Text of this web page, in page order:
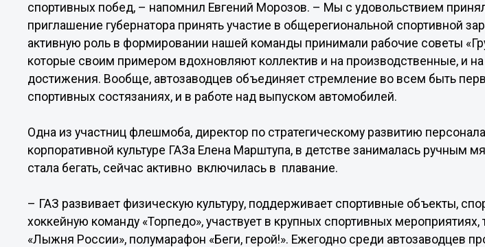
спортивных побед, – напомнил Евгений Морозов. – Мы с удовольствием
приглашение губернатора принять участие в общерегиональной спортивной
активную роль в формировании нашей команды принимали рабочие советы
которые своим примером вдохновляют коллектив и на производственные, и
достижения. Вообще, автозаводцев объединяет стремление во всем быть
спортивных состязаниях, и в работе над выпуском автомобилей.
Одна из участниц флешмоба, директор по стратегическому развитию
корпоративной культуре ГАЗа Елена Марштупа, в детстве занималась ручным
стала бегать, сейчас активно включилась в плавание.
– ГАЗ развивает физическую культуру, поддерживает спортивные объекты,
хоккейную команду «Торпедо», участвует в крупных спортивных мероприятиях,
«Лыжня России», полумарафон «Беги, герой!». Ежегодно среди автозаводцев